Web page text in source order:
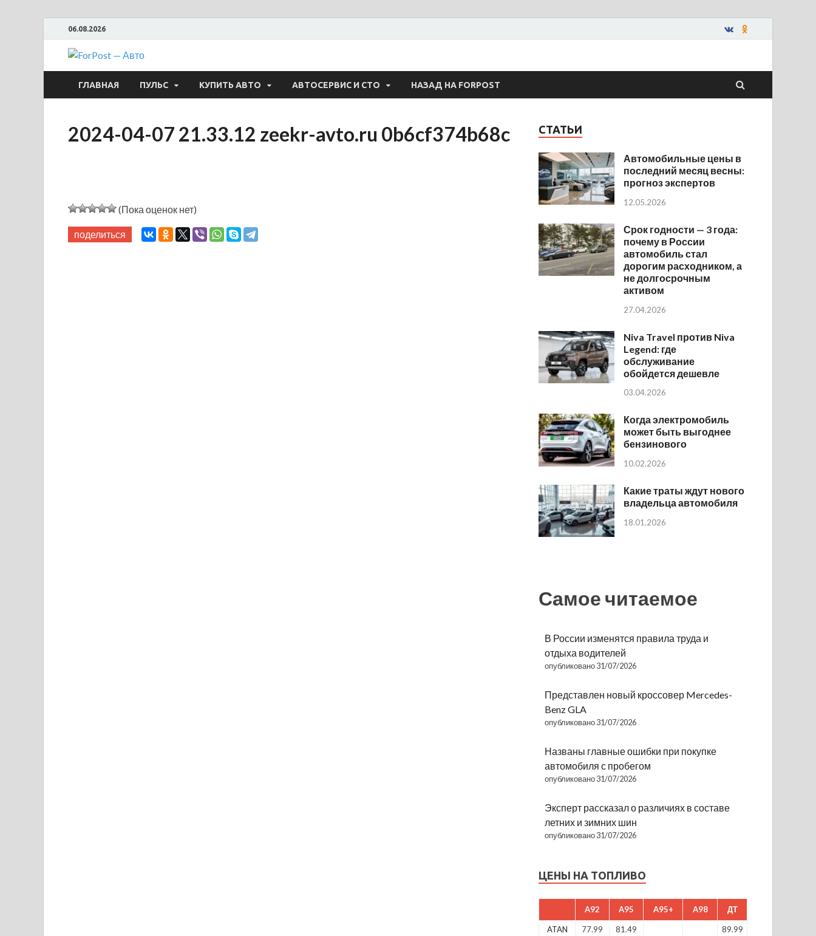
06.08.2026
ForPost — Авто
ГЛАВНАЯ ПУЛЬС КУПИТЬ АВТО АВТОСЕРВИС И СТО НАЗАД НА FORPOST
2024-04-07 21.33.12 zeekr-avto.ru 0b6cf374b68c
(Пока оценок нет)
поделиться
СТАТЬИ
Автомобильные цены в
последний месяц весны:
прогноз экспертов
12.05.2026
Срок годности — 3 года:
почему в России
автомобиль стал
дорогим расходником, а
не долгосрочным
активом
27.04.2026
Niva Travel против Niva
Legend: где
обслуживание
обойдется дешевле
03.04.2026
Когда электромобиль
может быть выгоднее
бензинового
10.02.2026
Какие траты ждут нового
владельца автомобиля
18.01.2026
Самое читаемое
В России изменятся правила труда и
отдыха водителей
опубликовано 31/07/2026
Представлен новый кроссовер Mercedes-
Benz GLA
опубликовано 31/07/2026
Названы главные ошибки при покупке
автомобиля с пробегом
опубликовано 31/07/2026
Эксперт рассказал о различиях в составе
летних и зимних шин
опубликовано 31/07/2026
ЦЕНЫ НА ТОПЛИВО
A92 A95 A95+ A98 ДТ
ATAN 77.99 81.49
89.99